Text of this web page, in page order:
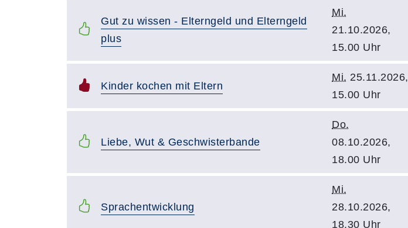
Gut zu wissen - Elterngeld und Elterngeld
plus
Mi.
21.10.2026,
15.00 Uhr
Kinder kochen mit Eltern
Mi. 25.11.2026,
15.00 Uhr
Liebe, Wut & Geschwisterbande
Do.
08.10.2026,
18.00 Uhr
Sprachentwicklung
Mi.
28.10.2026,
18.30 Uhr